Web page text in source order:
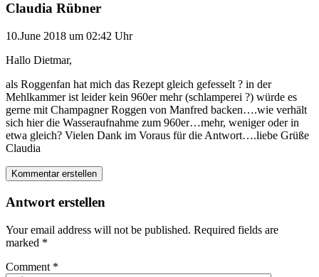
Claudia Rübner
10.June 2018 um 02:42 Uhr
Hallo Dietmar,
als Roggenfan hat mich das Rezept gleich gefesselt ? in der
Mehlkammer ist leider kein 960er mehr (schlamperei ?) würde es
gerne mit Champagner Roggen von Manfred backen….wie verhält
sich hier die Wasseraufnahme zum 960er…mehr, weniger oder in
etwa gleich? Vielen Dank im Voraus für die Antwort….liebe Grüße
Claudia
Kommentar erstellen
Antwort erstellen
Your email address will not be published. Required fields are
marked *
Comment *